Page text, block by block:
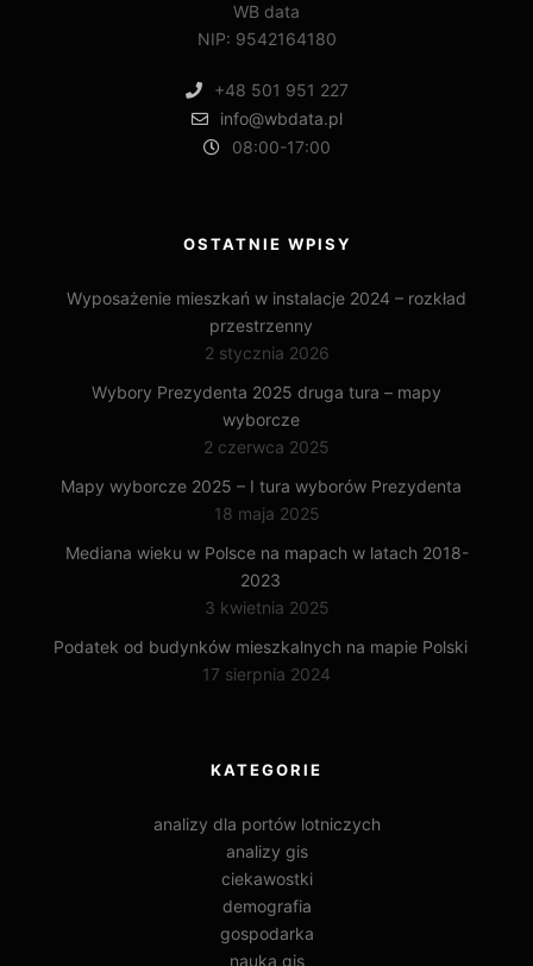
WB data
NIP: 9542164180
+48 501 951 227
info@wbdata.pl
08:00-17:00
OSTATNIE WPISY
Wyposażenie mieszkań w instalacje 2024 – rozkład
przestrzenny
2 stycznia 2026
Wybory Prezydenta 2025 druga tura – mapy
wyborcze
2 czerwca 2025
Mapy wyborcze 2025 – I tura wyborów Prezydenta
18 maja 2025
Mediana wieku w Polsce na mapach w latach 2018-
2023
3 kwietnia 2025
Podatek od budynków mieszkalnych na mapie Polski
17 sierpnia 2024
KATEGORIE
analizy dla portów lotniczych
analizy gis
ciekawostki
demografia
gospodarka
nauka gis